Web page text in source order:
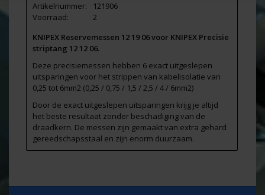
Artikelnummer:
121906
Voorraad:
2
KNIPEX Reservemessen 12 19 06 voor KNIPEX Precisie
striptang 12 12 06.
Deze precisiemessen hebben 6 exact uitgeslepen
uitsparingen voor het strippen van kabelisolatie van
0,25 tot 6mm2 (0,25 / 0,75 / 1,5 / 2,5 / 4 / 6mm2)
Door de exact uitgeslepen uitsparingen krijg je altijd
het beste resultaat zonder beschadiging van de
draadkern. De messen zijn gemaakt van extra gehard
gereedschapsstaal en zijn enorm duurzaam.